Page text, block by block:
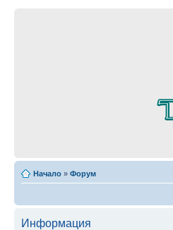
Начало » Форум
Информация